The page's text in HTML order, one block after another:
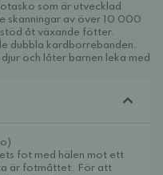
som är utvecklad
skanningar av över 10 000
åt växande fötter.
dubbla kardborrebanden.
och låter barnen leka med
fot med hälen mot ett
är fotmåttet. För att